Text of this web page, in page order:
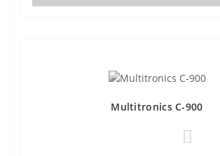
Multitronics C-900